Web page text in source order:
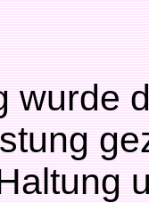
wurde